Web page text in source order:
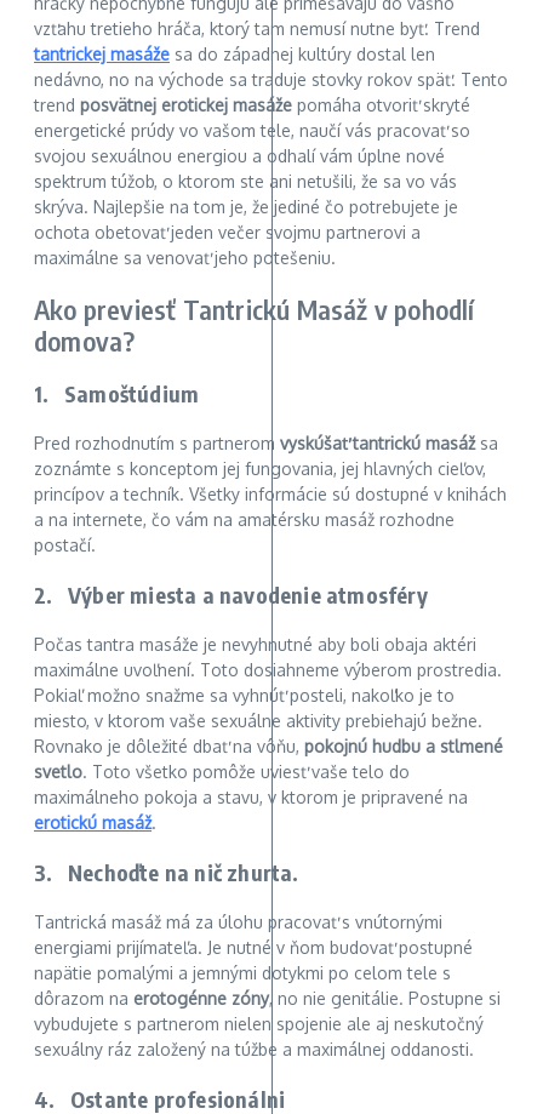
vzťahu tretieho hráča, ktorý tam nemusí nutne byť. Trend
tantrickej masáže sa do západnej kultúry dostal len
nedávno, no na východe sa traduje stovky rokov späť. Tento
trend posvätnej erotickej masáže pomáha otvoriť skryté
energetické prúdy vo vašom tele, naučí vás pracovať so
svojou sexuálnou energiou a odhalí vám úplne nové
spektrum túžob, o ktorom ste ani netušili, že sa vo vás
skrýva. Najlepšie na tom je, že jediné čo potrebujete je
ochota obetovať jeden večer svojmu partnerovi a
maximálne sa venovať jeho potešeniu.
Ako previesť Tantrickú Masáž v pohodlí
domova?
1. Samoštúdium
Pred rozhodnutím s partnerom vyskúšať tantrickú masážsa
zoznámte s konceptom jej fungovania, jej hlavných cieľov,
princípov a techník. Všetky informácie sú dostupné v knihách
a na internete, čo vám na amatérsku masáž rozhodne
postačí.
2. Výber miesta a navodenie atmosféry
Počas tantra masáže je nevyhnutné aby boli obaja aktéri
maximálne uvoľnení. Toto dosiahneme výberom prostredia.
Pokiaľ možno snažme sa vyhnúť posteli, nakoľko je to
miesto, v ktorom vaše sexuálne aktivity prebiehajú bežne.
Rovnako je dôležité dbať na vôňu, pokojnú hudbu a stlmené
svetlo. Toto všetko pomôže uviesť vaše telo do
maximálneho pokoja a stavu, v ktorom je pripravené na
erotickú masáž.
3. Nechoďte na nič zhurta.
Tantrická masáž má za úlohu pracovať s vnútornými
energiami prijímateľa. Je nutné v ňom budovať postupné
napätie pomalými a jemnými dotykmi po celom tele s
dôrazom na erotogénne zóny, no nie genitálie. Postupne si
vybudujete s partnerom nielen spojenie ale aj neskutočný
sexuálny ráz založený na túžbe a maximálnej oddanosti.
4. Ostante profesionálni